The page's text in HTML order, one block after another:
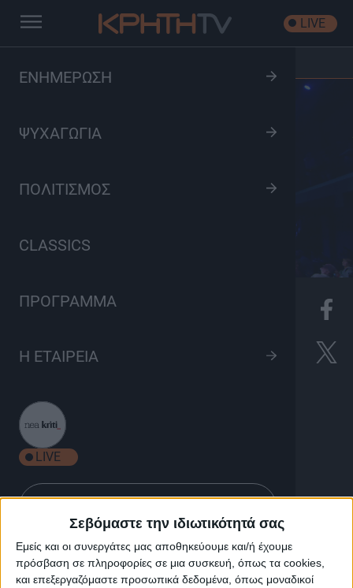
Σεβόμαστε την ιδιωτικότητά σας
Εμείς και οι συνεργάτες μας αποθηκεύουμε και/ή έχουμε
πρόσβαση σε πληροφορίες σε μια συσκευή, όπως τα cookies,
και επεξεργαζόμαστε προσωπικά δεδομένα, όπως μοναδικοί
ΕΝΗΜΕΡΩΣΗ
ΨΥΧΑΓΩΓΙΑ
ΠΟΛΙΤΙΣΜΟΣ
CLASSICS
ΠΡΟΓΡΑΜΜΑ
Η ΕΤΑΙΡΕΙΑ
LIVE
LIVE
K Ψυχαγωγία
Magic Christmas Alar
1h 00'
Magic Christmas Alar Show